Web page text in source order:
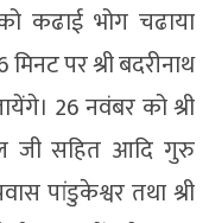
कढाई भोग चढाया
पर श्री बदरीनाथ
26 नवंबर को श्री
जी सहित आदि गुरु
पांडुकेश्वर तथा श्री